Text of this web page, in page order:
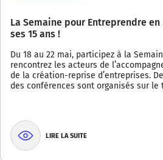
La Semaine pour Entreprendre
ses 15 ans !
Du 18 au 22 mai, participez à la
rencontrez les acteurs de
de la création-reprise d’entreprises.
des conférences sont organisés sur
LIRE LA SUITE